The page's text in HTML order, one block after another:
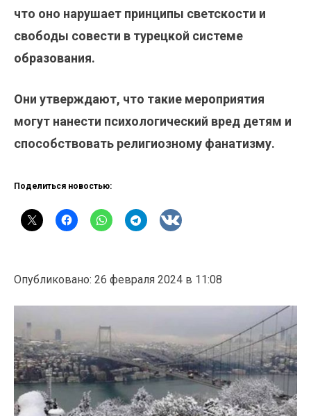
что оно нарушает принципы светскости и
свободы совести в турецкой системе
образования.
Они утверждают, что такие мероприятия
могут нанести психологический вред детям и
способствовать религиозному фанатизму.
Поделиться новостью:
Опубликовано: 26 февраля 2024 в 11:08